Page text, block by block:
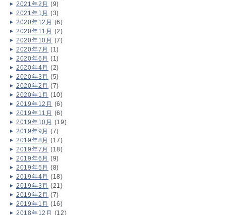
2021年2月 (9)
2021年1月 (3)
2020年12月 (6)
2020年11月 (2)
2020年10月 (7)
2020年7月 (1)
2020年6月 (1)
2020年4月 (2)
2020年3月 (5)
2020年2月 (7)
2020年1月 (10)
2019年12月 (6)
2019年11月 (6)
2019年10月 (19)
2019年9月 (7)
2019年8月 (17)
2019年7月 (18)
2019年6月 (9)
2019年5月 (8)
2019年4月 (18)
2019年3月 (21)
2019年2月 (7)
2019年1月 (16)
2018年12月 (12)